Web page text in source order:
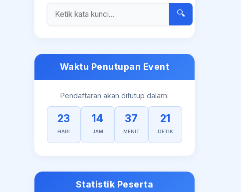
🔍
Waktu Penutupan Event
Pendaftaran akan ditutup dalam:
23
HARI
14
JAM
37
MENIT
20
DETIK
Statistik Peserta